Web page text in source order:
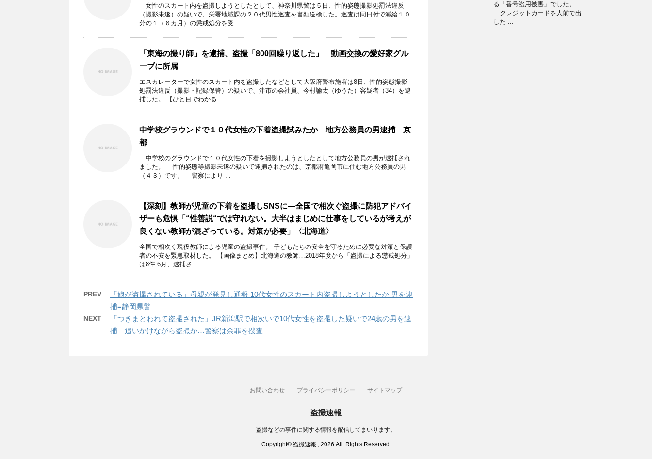
女性のスカート内を盗撮しようとしたとして、神奈川県警は５日、性的姿態撮影処罰法違反
（撮影未遂）の疑いで、栄署地域課の２０代男性巡査を書類送検した。巡査は同日付で減給１０
分の１（６カ月）の懲戒処分を受 ...
「東海の撮り師」を逮捕、盗撮「800回繰り返した」 動画交換の愛好家グル
ープに所属
エスカレーターで女性のスカート内を盗撮したなどとして大阪府警布施署は8日、性的姿態撮影
処罰法違反（撮影・記録保管）の疑いで、津市の会社員、今村諭太（ゆうた）容疑者（34）を逮
捕した。 【ひと目でわかる ...
中学校グラウンドで１０代女性の下着盗撮試みたか 地方公務員の男逮捕 京
都
中学校のグラウンドで１０代女性の下着を撮影しようとしたとして地方公務員の男が逮捕され
ました。 性的姿態等撮影未遂の疑いで逮捕されたのは、京都府亀岡市に住む地方公務員の男
（４３）です。 警察により ...
【深刻】教師が児童の下着を盗撮しSNSに―全国で相次ぐ盗撮に防犯アドバイ
ザーも危惧「“性善説“では守れない。大半はまじめに仕事をしているが考えが
良くない教師が混ざっている。対策が必要」〈北海道〉
全国で相次ぐ現役教師による児童の盗撮事件。 子どもたちの安全を守るために必要な対策と保護
者の不安を緊急取材した。 【画像まとめ】北海道の教師…2018年度から「盗撮による懲戒処分」
は8件 6月、逮捕さ ...
PREV
「娘が盗撮されている」母親が発見し通報 10代女性のスカート内盗撮しようとしたか 男を逮
捕=静岡県警
NEXT
「つきまとわれて盗撮された」JR新潟駅で相次いで10代女性を盗撮した疑いで24歳の男を逮
捕 追いかけながら盗撮か…警察は余罪を捜査
る「番号盗用被害」でした。
クレジットカードを人前で出
した ...
お問い合わせ プライバシーポリシー サイトマップ
盗撮速報
盗撮などの事件に関する情報を配信してまいります。
Copyright© 盗撮速報 , 2026 All Rights Reserved.